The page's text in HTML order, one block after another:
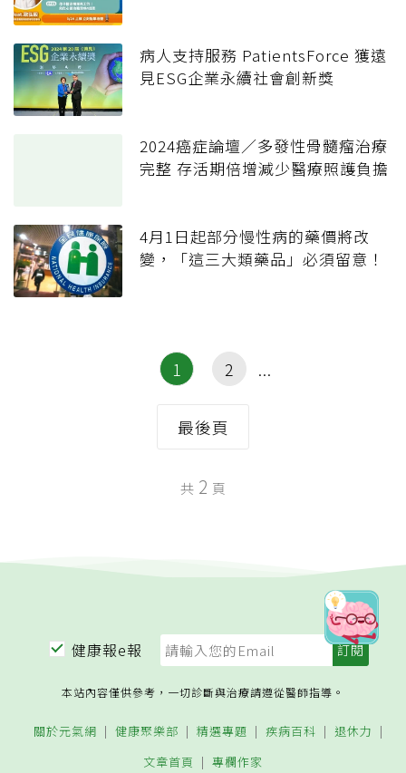
病人支持服務 PatientsForce 獲遠
見ESG企業永續社會創新獎
2024癌症論壇／多發性骨髓瘤治療
完整 存活期倍增減少醫療照護負擔
4月1日起部分慢性病的藥價將改
變，「這三大類藥品」必須留意！
1 2
最後頁
共 2 頁
健康報e報
本站內容僅供參考，一切診斷與治療請遵從醫師指導。
關於元氣網 健康聚樂部 精選專題 疾病百科
退休力
文章首頁
專欄作家